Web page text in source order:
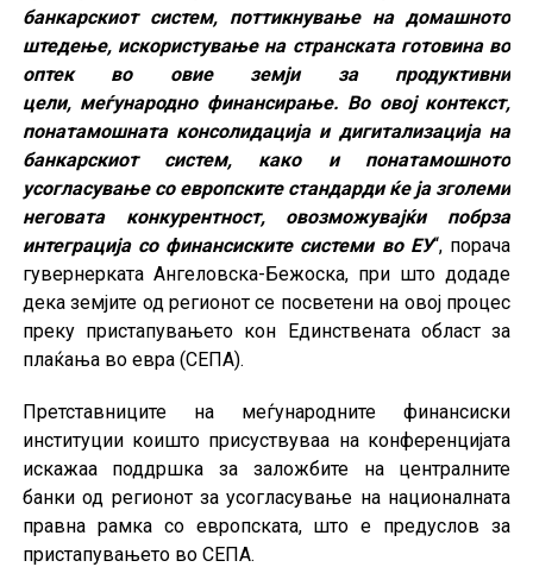
банкарскиот систем, поттикнување на домашното
штедење, искористување на странската готовина во
оптек во овие земји за продуктивни
цели, меѓународно финансирање. Во овој контекст,
понатамошната консолидација и дигитализација на
банкарскиот систем, како и понатамошното
усогласување со европските стандарди ќе ја зголеми
неговата конкурентност, овозможувајќи побрза
интеграција со финансиските системи во ЕУ“, порача
гувернерката Ангеловска-Бежоска, при што додаде
дека земјите од регионот се посветени на овој процес
преку пристапувањето кон Единствената област за
плаќањa во евра (СЕПА).
Претставниците на меѓународните финансиски
институции коишто присуствуваа на конференцијата
искажаа поддршка за заложбите на централните
банки од регионот за усогласување на националната
правна рамка со европската, што е предуслов за
пристапувањето во СЕПА.